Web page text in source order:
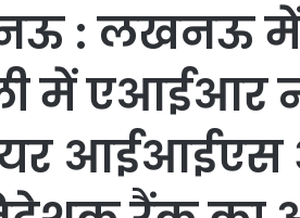
: लखनऊ में
में एआईआर
आईआईएस